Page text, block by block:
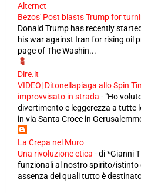
Alternet
Bezos' Post blasts Trump for
Donald Trump has recently
his war against Iran for rising oil
page of The Washin...
Dire.it
VIDEO| Ditonellapiaga allo Spin
improvvisato in strada - "Ho
divertimento e leggerezza a tutte
in via Santa Croce in
La Crepa nel Muro
Una rivoluzione etica -di *Gianni
funzionali al nostro spirito/istinto
assenza dei quali tutto è